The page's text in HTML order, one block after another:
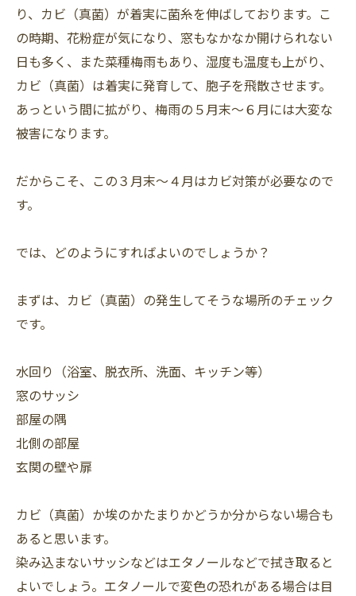
り、カビ（真菌）が着実に菌糸を伸ばしております。こ
の時期、花粉症が気になり、窓もなかなか開けられない
日も多く、また菜種梅雨もあり、湿度も温度も上がり、
カビ（真菌）は着実に発育して、胞子を飛散させます。
あっという間に拡がり、梅雨の５月末～６月には大変な
被害になります。
だからこそ、この３月末～４月はカビ対策が必要なので
す。
では、どのようにすればよいのでしょうか？
まずは、カビ（真菌）の発生してそうな場所のチェック
です。
水回り（浴室、脱衣所、洗面、キッチン等）
窓のサッシ
部屋の隅
北側の部屋
玄関の壁や扉
カビ（真菌）か埃のかたまりかどうか分からない場合も
あると思います。
染み込まないサッシなどはエタノールなどで拭き取ると
よいでしょう。エタノールで変色の恐れがある場合は目